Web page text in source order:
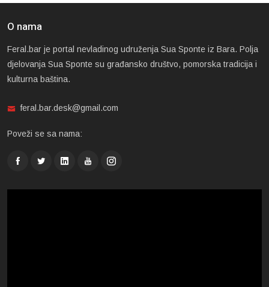
O nama
Feral.bar je portal nevladinog udruženja Sua Sponte iz Bara. Polja
djelovanja Sua Sponte su građansko društvo, pomorska tradicija i
kulturna baština.
feral.bar.desk@gmail.com
Poveži se sa nama: